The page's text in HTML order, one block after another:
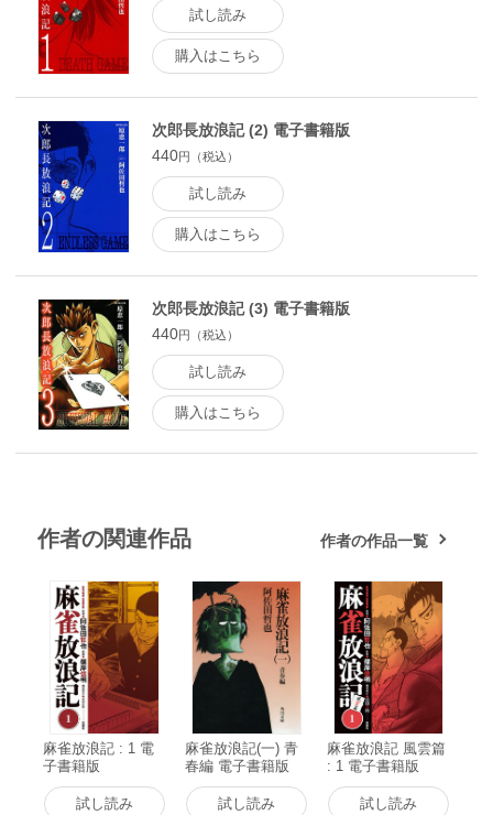
試し読み
購入はこちら
次郎長放浪記 (2) 電子書籍版
440円（税込）
試し読み
購入はこちら
次郎長放浪記 (3) 電子書籍版
440円（税込）
試し読み
購入はこちら
作者の関連作品 作者の作品一覧
麻雀放浪記 : 1 電
子書籍版
試し読み
麻雀放浪記(一) 青
春編 電子書籍版
試し読み
麻雀放浪記 風雲篇
: 1 電子書籍版
試し読み